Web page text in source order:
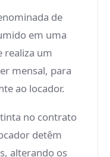
de
em uma
realiza um
mensal, para
ao locador.
no contrato
detêm
alterando os